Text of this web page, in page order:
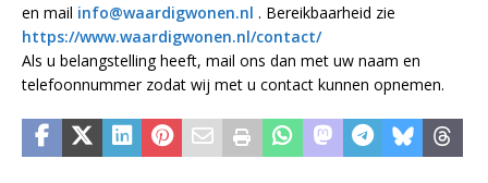
en mail info@waardigwonen.nl . Bereikbaarheid zie
https://www.waardigwonen.nl/contact/
Als u belangstelling heeft, mail ons dan met uw naam en
telefoonnummer zodat wij met u contact kunnen opnemen.